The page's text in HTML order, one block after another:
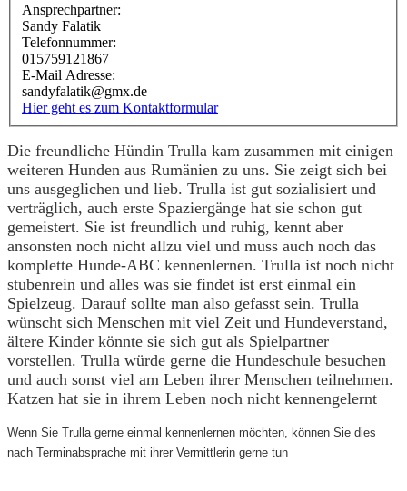
Ansprechpartner:
Sandy Falatik
Telefonnummer:
015759121867
E-Mail Adresse:
sandyfalatik@gmx.de
Hier geht es zum Kontaktformular
Die freundliche Hündin Trulla kam zusammen mit einigen
weiteren Hunden aus Rumänien zu uns. Sie zeigt sich bei
uns ausgeglichen und lieb. Trulla ist gut sozialisiert und
verträglich, auch erste Spaziergänge hat sie schon gut
gemeistert. Sie ist freundlich und ruhig, kennt aber
ansonsten noch nicht allzu viel und muss auch noch das
komplette Hunde-ABC kennenlernen. Trulla ist noch nicht
stubenrein und alles was sie findet ist erst einmal ein
Spielzeug. Darauf sollte man also gefasst sein. Trulla
wünscht sich Menschen mit viel Zeit und Hundeverstand,
ältere Kinder könnte sie sich gut als Spielpartner
vorstellen. Trulla würde gerne die Hundeschule besuchen
und auch sonst viel am Leben ihrer Menschen teilnehmen.
Katzen hat sie in ihrem Leben noch nicht kennengelernt
Wenn Sie Trulla gerne einmal kennenlernen möchten, können Sie dies
nach Terminabsprache mit ihrer Vermittlerin gerne tun